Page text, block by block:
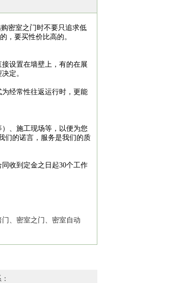
密室之门时不要只追求低
，要买性价比高的。
设置在墙壁上，有的在展
定。
经常性往返运行时，更能
、施工现场等，以便为您
们的诺言，服务是我们的质
收到定金之日起30个工作
、密室之门、密室自动